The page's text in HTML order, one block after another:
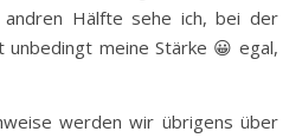
Hälfte sehe ich, bei der
unbedingt meine Stärke 😀 egal,
werden wir übrigens über